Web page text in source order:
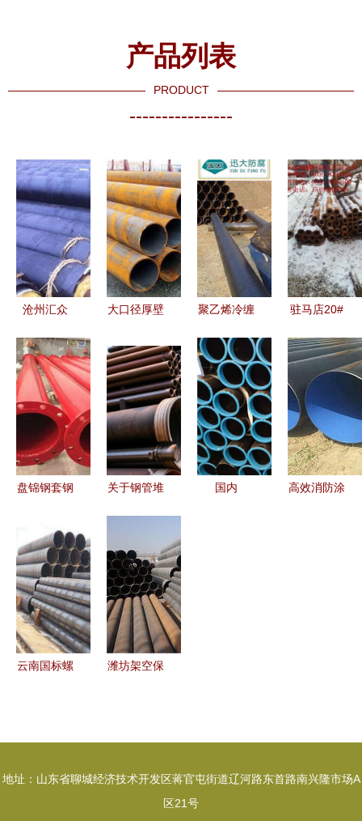
产品列表
PRODUCT
----------------
沧州汇众
管与桥式滤
水管的行业
领航者
大口径厚壁
工业领域的
坚韧脊梁
聚乙烯冷缠
钢管选择指
南 品质与
产地的理性
分析
驻马店20#
家直销 高
清细节图与
桥式滤水管
探秘
盘锦钢套钢
管与桥式滤
水管市场价
格分析及厂
家优势
关于钢管堆
国内
高效消防涂
云南国标螺
潍坊架空保
地址：山东省聊城经济技术开发区蒋官屯街道辽河路东首路南兴隆市场A
区21号